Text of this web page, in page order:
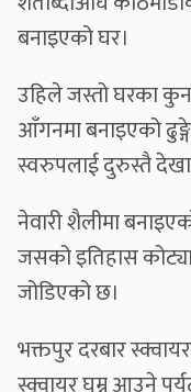
बनाइएको घर।
उहिले जस्तो घरका
आँगनमा बनाइएको
स्वरुपलाई दुरुस्तै
नेवारी शैलीमा
जसको इतिहास
जोडिएको छ।
भक्तपुर दरबार